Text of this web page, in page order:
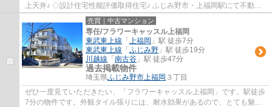
上天井♪ ◇設計住宅性能評価取得住宅♪ ふじみ野市・上福岡駅にて不動産
をお探しなら、ＬＤＫ(株)におまかせください。...
売買｜中古マンション
専任/フラワーキャッスル上福岡
東武東上線 「 上福岡 」駅 徒歩7分
東武東上線 「 ふじみ野 」駅 徒歩19分
川越線 「 南古谷 」駅 徒歩47分
過去掲載物件
埼玉県ふじみ野市上福岡 ３丁目
ぜひ一度見ていただきたい、「フラワーキャッスル上福岡」です。駅徒歩
7分の物件です。外観タイル張りには、耐水効果があるので、とても魅力